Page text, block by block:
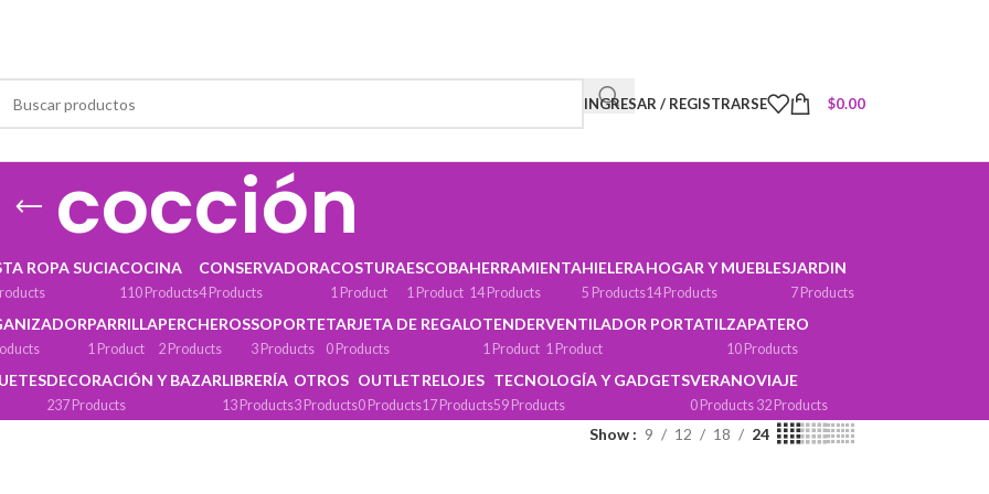
INGRESAR / REGISTRARSE $0.00
cocción
ROPA SUCIACOCINA
110 Products
CONSERVADORA
4 Products
COSTURA
1 Product
ESCOBA
1 Product
HERRAMIENTA
14 Products
HIELERA
5 Products
HOGAR Y MUEBLES
14 Products
JARDIN
7 Products
PARRILLA
1 Product
PERCHEROS
2 Products
SOPORTE
3 Products
TARJETA DE REGALO
0 Products
TENDER
1 Product
VENTILADOR PORTATIL
1 Product
ZAPATERO
10 Products
DECORACIÓN Y BAZAR
237 Products
LIBRERÍA
13 Products
OTROS
3 Products
OUTLET
0 Products
RELOJES
17 Products
TECNOLOGÍA Y GADGETS
59 Products
VERANO
0 Products
VIAJE
32 Products
Show 9 12 18 24